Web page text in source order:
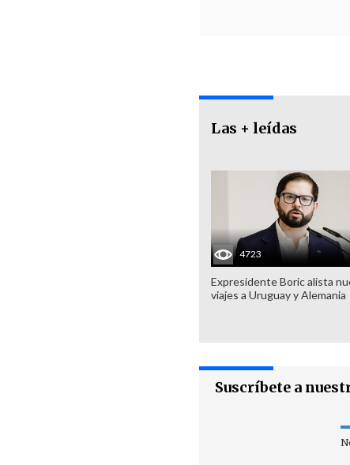
Las + leídas
4723
Expresidente Boric alista
viajes a Uruguay y Alemania
Suscríbete a